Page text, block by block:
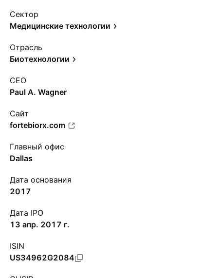
Сектор
Медицинские технологии
Отрасль
Биотехнологии
CEO
Paul A. Wagner
Сайт
fortebiorx.com
Главный офис
Dallas
Дата основания
2017
Дата IPO
13 апр. 2017 г.
ISIN
US34962G2084